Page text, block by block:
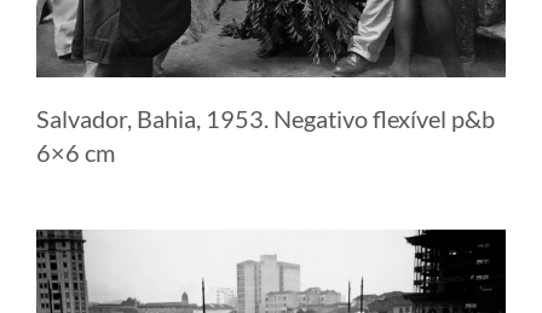
Salvador, Bahia, 1953. Negativo flexível p&b
6×6 cm